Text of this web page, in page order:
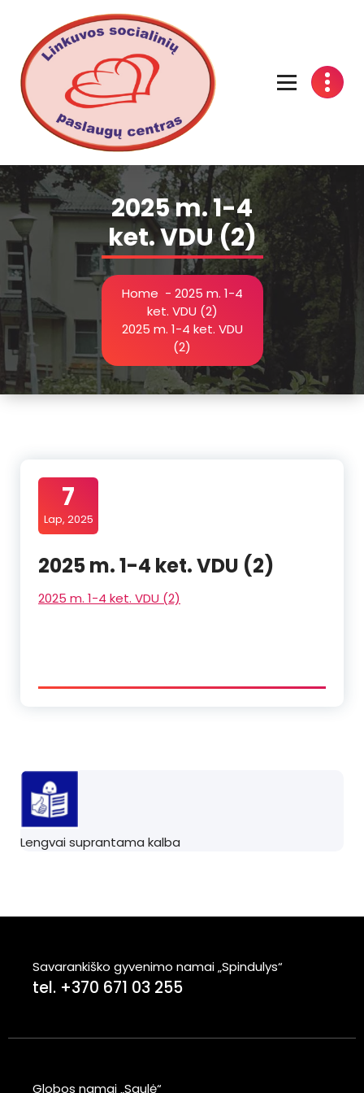
2025 m. 1-4
ket. VDU (2)
Home - 2025 m. 1-4
ket. VDU (2)
2025 m. 1-4 ket. VDU
(2)
7
Lap, 2025
2025 m. 1-4 ket. VDU (2)
2025 m. 1-4 ket. VDU (2)
Lengvai suprantama kalba
Savarankiško gyvenimo namai „Spindulys“
tel. +370 671 03 255
Globos namai „Saulė“